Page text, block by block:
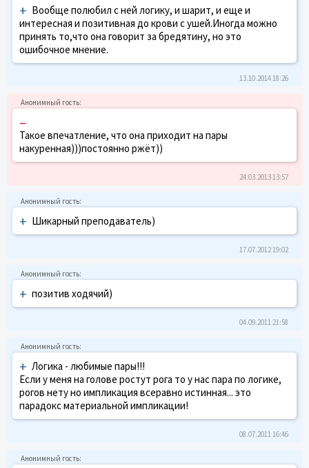
+ Вообще полюбил с ней логику, и шарит, и еще и
интересная и позитивная до крови с ушей.Иногда можно
принять то,что она говорит за бредятину, но это
ошибочное мнение.
13.10.2014 18:26
–
Такое впечатление, что она приходит на пары
накуренная)))постоянно ржёт))
24.03.2013 13:57
+ Шикарный преподаватель)
17.07.2012 19:02
+ позитив ходячий)
04.09.2011 21:58
+ Логика - любимые пары!!!
Если у меня на голове ростут рога то у нас пара по логике,
рогов нету но импликация всеравно истинная... это
парадокс материальной импликации!
08.07.2011 16:46